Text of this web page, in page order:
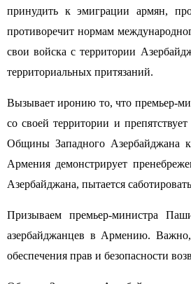
принудить к эмиграции армян,
противоречит нормам
свои войска с территории
территориальных притязаний.
Вызывает иронию то, что премьер-
со своей территории и
Общины Западного Азербайджана
Армения демонстрирует
Азербайджана, пытается
Призываем премьер-министра
азербайджанцев в Армению.
обеспечения прав и безопасности